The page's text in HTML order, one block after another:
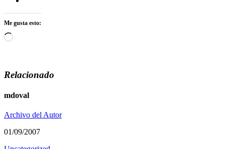
Me gusta esto:
Cargando...
Relacionado
mdoval
Archivo del Autor
01/09/2007